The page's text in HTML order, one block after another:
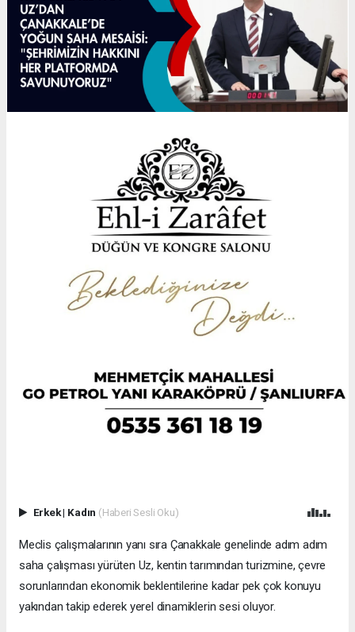
Erkek| Kadın (Haberi Sesli Oku)
Meclis çalışmalarının yanı sıra Çanakkale genelinde adım adım
saha çalışması yürüten Uz, kentin tarımından turizmine, çevre
sorunlarından ekonomik beklentilerine kadar pek çok konuyu
yakından takip ederek yerel dinamiklerin sesi oluyor.